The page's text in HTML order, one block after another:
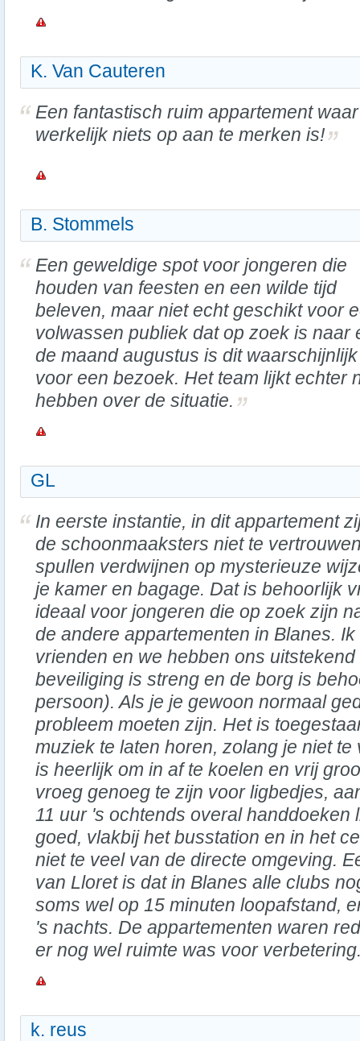
K. Van Cauteren
Een fantastisch ruim appartement waar
werkelijk niets op aan te merken is!
B. Stommels
Een geweldige spot voor jongeren die
houden van feesten en een wilde tijd
beleven, maar niet echt geschikt voor
volwassen publiek dat op zoek is naar
de maand augustus is dit
voor een bezoek. Het team lijkt echter
hebben over de situatie.
GL
In eerste instantie, in dit appartement
de schoonmaaksters niet te
spullen verdwijnen op mysterieuze
je kamer en bagage. Dat is behoorlijk
ideaal voor jongeren die op zoek zijn
de andere appartementen in Blanes.
vrienden en we hebben ons
beveiliging is streng en de borg is
persoon). Als je je gewoon normaal
probleem moeten zijn. Het is
muziek te laten horen, zolang je niet
is heerlijk om in af te koelen en vrij
vroeg genoeg te zijn voor ligbedjes,
11 uur 's ochtends overal handdoeken
goed, vlakbij het busstation en in het
niet te veel van de directe omgeving.
van Lloret is dat in Blanes alle clubs
soms wel op 15 minuten loopafstand,
's nachts. De appartementen waren
er nog wel ruimte was voor
k. reus